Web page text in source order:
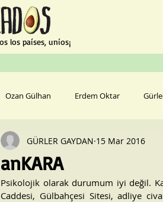
¡Avukados de todos los países, uníos!
Ozan Gülhan Erdem Oktar
anKARA
GÜRLER GAYDAN 15 Mar 2016
Psikolojik olarak durumum iyi değil.
Caddesi, Gülbahçesi Sitesi, adliye